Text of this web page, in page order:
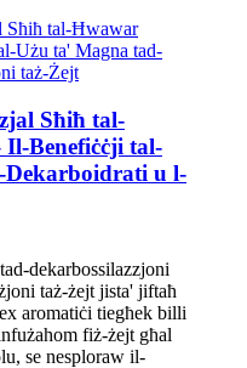
Sħiħ tal-
Benefiċċji tal-
u l-
dekarbossilazzjoni
taż-żejt jista' jiftaħ
aromatiċi tiegħek billi
fiż-żejt għal
se nesploraw il-